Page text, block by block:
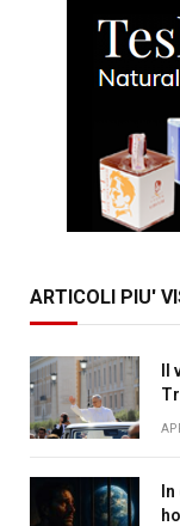
ARTICOLI PIU'